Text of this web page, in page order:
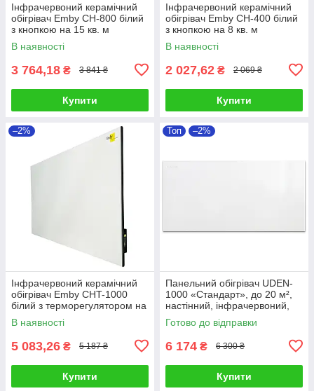
Інфрачервоний керамічний
обігрівач Emby CH-800 білий
з кнопкою на 15 кв. м
В наявності
3 764,18 ₴ 3 841 ₴
Купити
Інфрачервоний керамічний
обігрівач Emby CH-400 білий
з кнопкою на 8 кв. м
В наявності
2 027,62 ₴ 2 069 ₴
Купити
–2%
Інфрачервоний керамічний
обігрівач Emby CHT-1000
білий з терморегулятором на
20 кв. м
В наявності
5 083,26 ₴ 5 187 ₴
Купити
Топ –2%
Панельний обігрівач UDEN-
1000 «Стандарт», до 20 м²,
настінний, інфрачервоний,
без шнура
Готово до відправки
6 174 ₴ 6 300 ₴
Купити